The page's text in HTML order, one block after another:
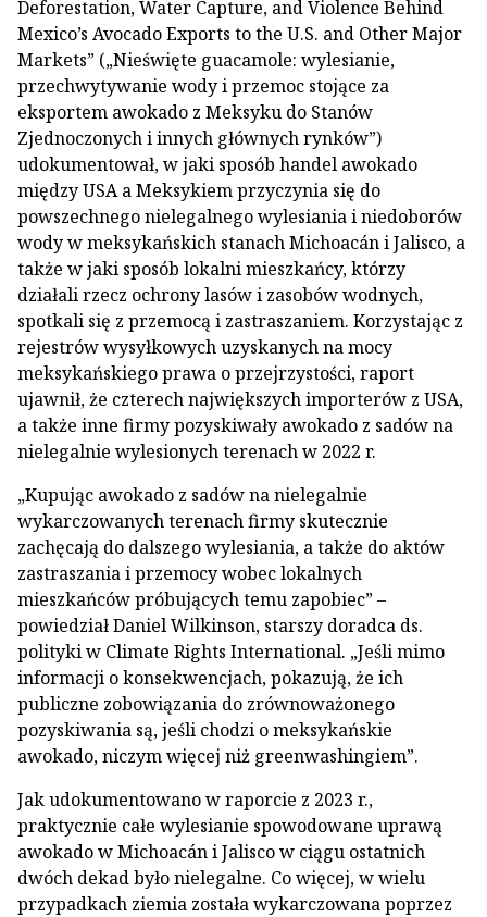
Deforestation, Water Capture, and Violence Behind
Mexico’s Avocado Exports to the U.S. and Other Major
Markets” („Nieświęte guacamole: wylesianie,
przechwytywanie wody i przemoc stojące za
eksportem awokado z Meksyku do Stanów
Zjednoczonych i innych głównych rynków”)
udokumentował, w jaki sposób handel awokado
między USA a Meksykiem przyczynia się do
powszechnego nielegalnego wylesiania i niedoborów
wody w meksykańskich stanach Michoacán i Jalisco, a
także w jaki sposób lokalni mieszkańcy, którzy
działali rzecz ochrony lasów i zasobów wodnych,
spotkali się z przemocą i zastraszaniem. Korzystając z
rejestrów wysyłkowych uzyskanych na mocy
meksykańskiego prawa o przejrzystości, raport
ujawnił, że czterech największych importerów z USA,
a także inne firmy pozyskiwały awokado z sadów na
nielegalnie wylesionych terenach w 2022 r.
„Kupując awokado z sadów na nielegalnie
wykarczowanych terenach firmy skutecznie
zachęcają do dalszego wylesiania, a także do aktów
zastraszania i przemocy wobec lokalnych
mieszkańców próbujących temu zapobiec” –
powiedział Daniel Wilkinson, starszy doradca ds.
polityki w Climate Rights International. „Jeśli mimo
informacji o konsekwencjach, pokazują, że ich
publiczne zobowiązania do zrównoważonego
pozyskiwania są, jeśli chodzi o meksykańskie
awokado, niczym więcej niż greenwashingiem”.
Jak udokumentowano w raporcie z 2023 r.,
praktycznie całe wylesianie spowodowane uprawą
awokado w Michoacán i Jalisco w ciągu ostatnich
dwóch dekad było nielegalne. Co więcej, w wielu
przypadkach ziemia została wykarczowana poprzez